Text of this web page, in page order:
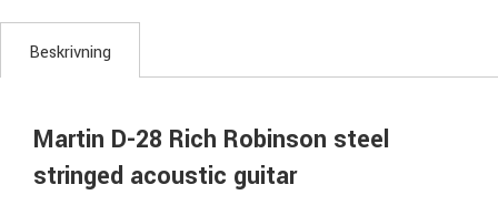
Beskrivning
Martin D-28 Rich Robinson steel
stringed acoustic guitar